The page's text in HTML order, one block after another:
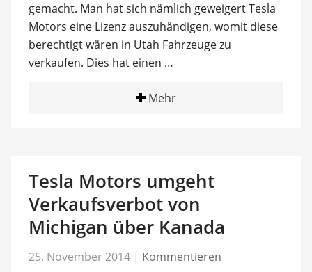
gemacht. Man hat sich nämlich geweigert Tesla
Motors eine Lizenz auszuhändigen, womit diese
berechtigt wären in Utah Fahrzeuge zu
verkaufen. Dies hat einen …
Mehr
Tesla Motors umgeht
Verkaufsverbot von
Michigan über Kanada
25. November 2014 | Kommentieren